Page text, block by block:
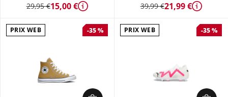
29,95 €15,00 € Détails
39,99 €21,99 € Détails
PRIX WEB -35 % PRIX WEB -35 %